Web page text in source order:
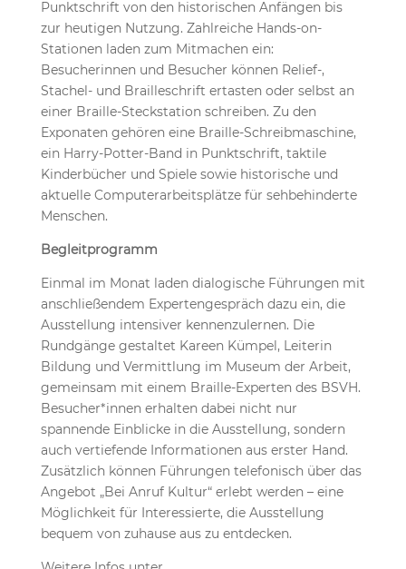
Punktschrift von den historischen Anfängen bis
zur heutigen Nutzung. Zahlreiche Hands-on-
Stationen laden zum Mitmachen ein:
Besucherinnen und Besucher können Relief-,
Stachel- und Brailleschrift ertasten oder selbst an
einer Braille-Steckstation schreiben. Zu den
Exponaten gehören eine Braille-Schreibmaschine,
ein Harry-Potter-Band in Punktschrift, taktile
Kinderbücher und Spiele sowie historische und
aktuelle Computerarbeitsplätze für sehbehinderte
Menschen.
Begleitprogramm
Einmal im Monat laden dialogische Führungen mit
anschließendem Expertengespräch dazu ein, die
Ausstellung intensiver kennenzulernen. Die
Rundgänge gestaltet Kareen Kümpel, Leiterin
Bildung und Vermittlung im Museum der Arbeit,
gemeinsam mit einem Braille-Experten des BSVH.
Besucher*innen erhalten dabei nicht nur
spannende Einblicke in die Ausstellung, sondern
auch vertiefende Informationen aus erster Hand.
Zusätzlich können Führungen telefonisch über das
Angebot „Bei Anruf Kultur“ erlebt werden – eine
Möglichkeit für Interessierte, die Ausstellung
bequem von zuhause aus zu entdecken.